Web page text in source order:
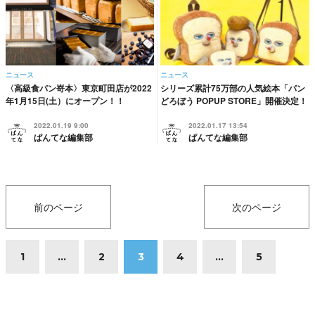
ニュース
〈高級食パン嵜本〉東京町田店が2022
年1月15日(土）にオープン！！
2022.01.19 9:00
ぱんてな編集部
ニュース
シリーズ累計75万部の人気絵本「パン
どろぼう POPUP STORE」開催決定！
2022.01.17 13:54
ぱんてな編集部
1
前のページ
... 2 3 4 ...
次のページ
5